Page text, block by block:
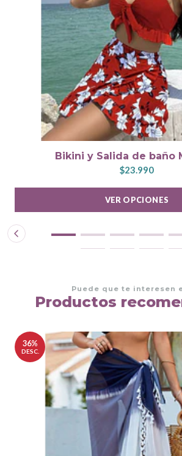
Bikini y Salida de baño
$23.990
VER OPCIONES
Puede que te interesen
Productos
36%
DESC.